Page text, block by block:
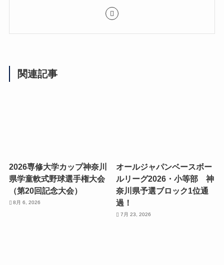
関連記事
2026専修大学カップ神奈川
県学童軟式野球選手権大会
（第20回記念大会）
8月 6, 2026
オールジャパンベースボー
ルリーグ2026・小等部 神
奈川県予選ブロック1位通
過！
7月 23, 2026